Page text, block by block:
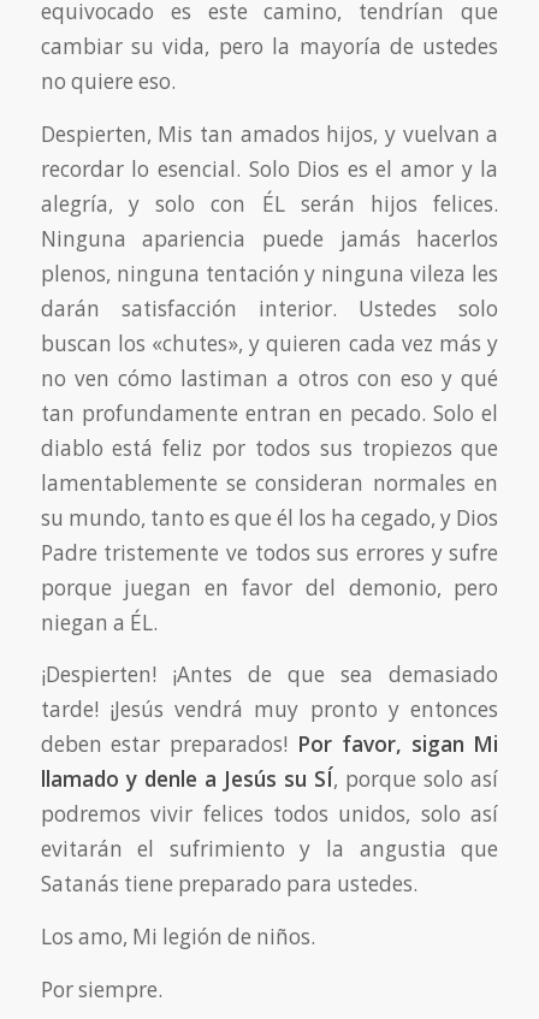
equivocado es este camino, tendrían que
cambiar su vida, pero la mayoría de ustedes
no quiere eso.
Despierten, Mis tan amados hijos, y vuelvan a
recordar lo esencial. Solo Dios es el amor y la
alegría, y solo con ÉL serán hijos felices.
Ninguna apariencia puede jamás hacerlos
plenos, ninguna tentación y ninguna vileza les
darán satisfacción interior. Ustedes solo
buscan los «chutes», y quieren cada vez más y
no ven cómo lastiman a otros con eso y qué
tan profundamente entran en pecado. Solo el
diablo está feliz por todos sus tropiezos que
lamentablemente se consideran normales en
su mundo, tanto es que él los ha cegado, y Dios
Padre tristemente ve todos sus errores y sufre
porque juegan en favor del demonio, pero
niegan a ÉL.
¡Despierten! ¡Antes de que sea demasiado
tarde! ¡Jesús vendrá muy pronto y entonces
deben estar preparados! Por favor, sigan Mi
llamado y denle a Jesús su SÍ, porque solo así
podremos vivir felices todos unidos, solo así
evitarán el sufrimiento y la angustia que
Satanás tiene preparado para ustedes.
Los amo, Mi legión de niños.
Por siempre.